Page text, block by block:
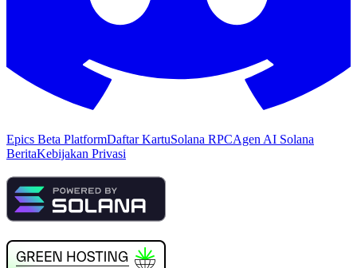
Epics Beta PlatformDaftar KartuSolana RPCAgen AI Solana
BeritaKebijakan Privasi